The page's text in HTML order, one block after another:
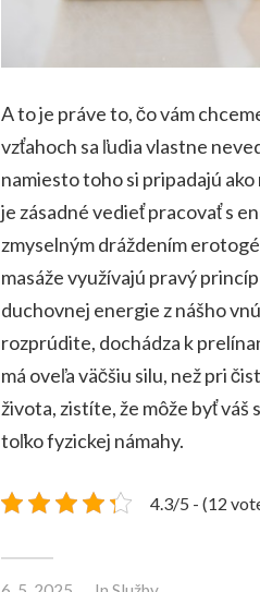
A to je práve to, čo vám
vzťahoch sa ľudia vlastne
namiesto toho si pripadajú
je zásadné vedieť pracovať s
zmyselným dráždením
masáže využívajú pravý
duchovnej energie z nášho
rozprúdite, dochádza k
má oveľa väčšiu silu, než pri
života, zistíte, že môže byť
toľko fyzickej námahy.
4.3/5 - (12